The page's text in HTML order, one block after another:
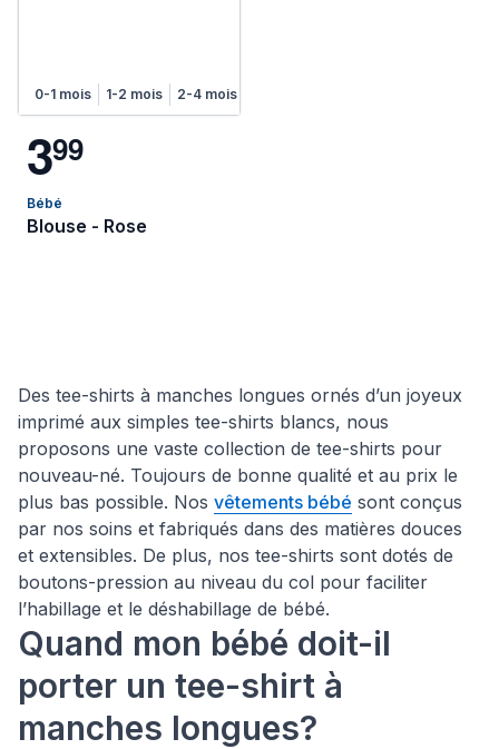
0-1 mois 1-2 mois 2-4 mois
399
Bébé
Blouse - Rose
Des tee-shirts à manches longues ornés d’un joyeux
imprimé aux simples tee-shirts blancs, nous
proposons une vaste collection de tee-shirts pour
nouveau-né. Toujours de bonne qualité et au prix le
plus bas possible. Nos vêtements bébé sont conçus
par nos soins et fabriqués dans des matières douces
et extensibles. De plus, nos tee-shirts sont dotés de
boutons-pression au niveau du col pour faciliter
l’habillage et le déshabillage de bébé.
Quand mon bébé doit-il
porter un tee-shirt à
manches longues?